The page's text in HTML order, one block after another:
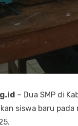
– Dua SMP di
siswa baru pada